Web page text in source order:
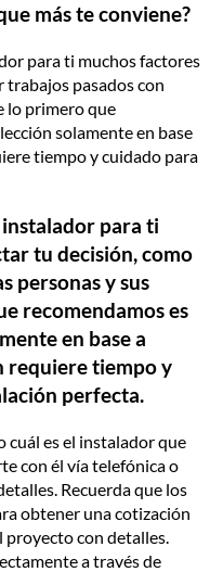
más te conviene?
para ti muchos factores
trabajos pasados con
lo primero que
solamente en base
tiempo y cuidado para
para ti
tu decisión, como
personas y sus
recomendamos es
en base a
requiere tiempo y
perfecta.
cuál es el instalador que
con él vía telefónica o
Recuerda que los
obtener una cotización
proyecto con detalles.
a través de